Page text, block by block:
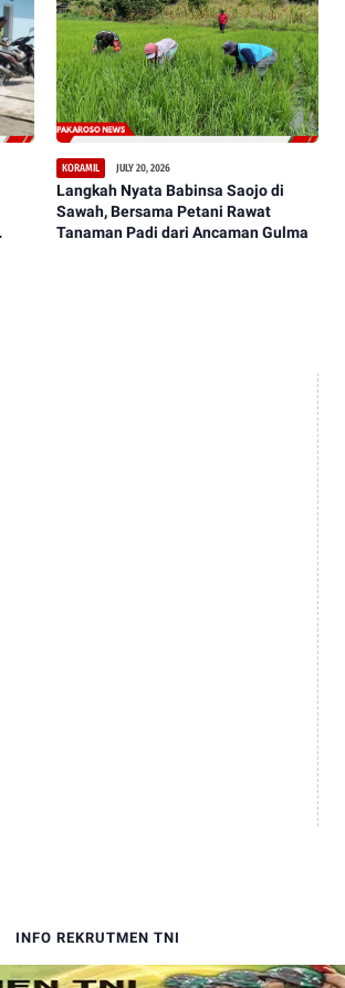
KORAMIL JULY 20, 2026
Langkah Nyata Babinsa Saojo di
Sawah, Bersama Petani Rawat
Tanaman Padi dari Ancaman Gulma
INFO REKRUTMEN TNI